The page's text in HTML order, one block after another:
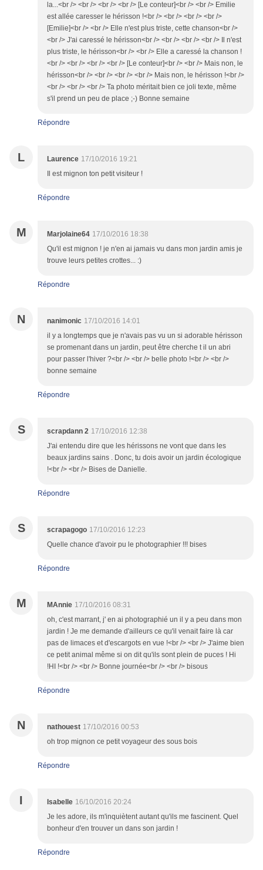
la...<br /> <br /> <br /> <br /> [Le conteur]<br /> <br /> Emilie
est allée caresser le hérisson !<br /> <br /> <br /> <br />
[Emilie]<br /> <br /> Elle n'est plus triste, cette chanson<br />
<br /> J'ai caressé le hérisson<br /> <br /> <br /> <br /> Il n'est
plus triste, le hérisson<br /> <br /> Elle a caressé la chanson !
<br /> <br /> <br /> <br /> [Le conteur]<br /> <br /> Mais non, le
hérisson<br /> <br /> <br /> <br /> Mais non, le hérisson !<br />
<br /> <br /> <br /> Ta photo méritait bien ce joli texte, même
s'il prend un peu de place ;-) Bonne semaine
Répondre
L Laurence 17/10/2016 19:21
Il est mignon ton petit visiteur !
Répondre
M Marjolaine64 17/10/2016 18:38
Qu'il est mignon ! je n'en ai jamais vu dans mon jardin amis je
trouve leurs petites crottes... :)
Répondre
N nanimonic 17/10/2016 14:01
il y a longtemps que je n'avais pas vu un si adorable hérisson
se promenant dans un jardin, peut être cherche t il un abri
pour passer l'hiver ?<br /> <br /> belle photo !<br /> <br />
bonne semaine
Répondre
S scrapdann 2 17/10/2016 12:38
J'ai entendu dire que les hérissons ne vont que dans les
beaux jardins sains . Donc, tu dois avoir un jardin écologique
!<br /> <br /> Bises de Danielle.
Répondre
S scrapagogo 17/10/2016 12:23
Quelle chance d'avoir pu le photographier !!! bises
Répondre
M MAnnie 17/10/2016 08:31
oh, c'est marrant, j' en ai photographié un il y a peu dans mon
jardin ! Je me demande d'ailleurs ce qu'il venait faire là car
pas de limaces et d'escargots en vue !<br /> <br /> J'aime bien
ce petit animal même si on dit qu'ils sont plein de puces ! Hi
!HI !<br /> <br /> Bonne journée<br /> <br /> bisous
Répondre
N nathouest 17/10/2016 00:53
oh trop mignon ce petit voyageur des sous bois
Répondre
I Isabelle 16/10/2016 20:24
Je les adore, ils m'inquiètent autant qu'ils me fascinent. Quel
bonheur d'en trouver un dans son jardin !
Répondre